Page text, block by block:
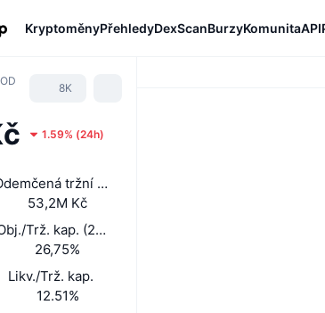
KryptoměnyPřehledyDexScanBurzyKomunitaAPI
8K
1.59% (24h)
tržní kapitalizace
53,2M Kč
Trž. kap. (24 h)
26,75%
Likv./Trž. kap.
12.51%